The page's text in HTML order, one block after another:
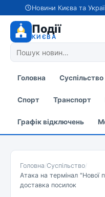
Новини Києва та
Події
КИЄВА
Головна Суспільство
Спорт Транспорт
Графік відключень
Головна/Суспільство/
Атака на термінал "Нової
доставка посилок